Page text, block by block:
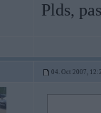
Plds,
04. Oct 2007,